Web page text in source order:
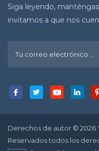
Siga leyendo,
invitamos a que nos
Derechos de autor © 2026
Reservados todos los